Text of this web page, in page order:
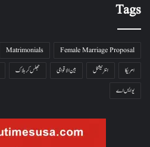
Tags
Female Marriage Proposal
Matrimonials
امریکا
انٹرنیشنل بین الاقوامی جھلس کر ہلاک
یو ایس اے